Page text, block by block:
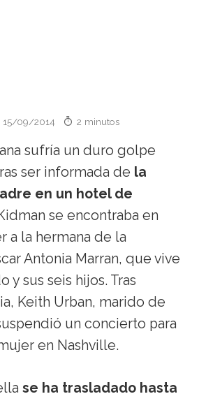
15/09/2014 2 minutos
sufría un duro golpe
ser informada de la
en un hotel de
se encontraba en
a la hermana de la
Antonia Marran, que vive
y sus seis hijos. Tras
Keith Urban, marido de
un concierto para
en Nashville.
se ha trasladado hasta